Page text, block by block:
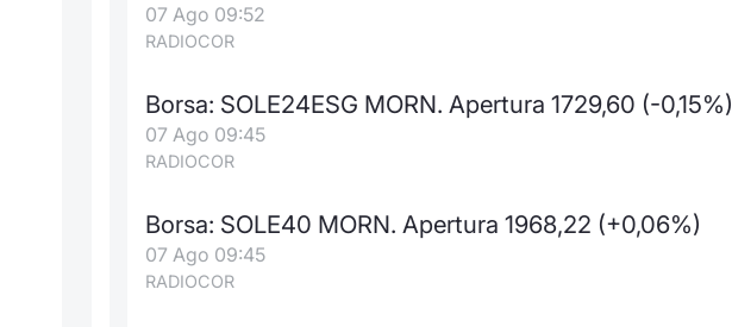
07 Ago 09:52
RADIOCOR
Borsa: SOLE24ESG MORN. Apertura 1729,60 (-0,15%)
07 Ago 09:45
RADIOCOR
Borsa: SOLE40 MORN. Apertura 1968,22 (+0,06%)
07 Ago 09:45
RADIOCOR